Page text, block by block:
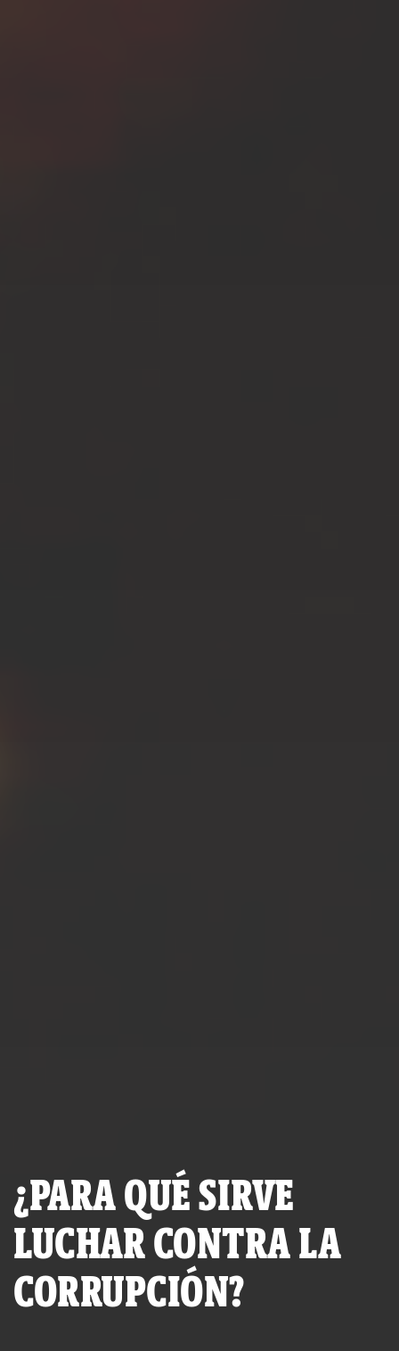
¿PARA QUÉ SIRVE
LUCHAR CONTRA LA
CORRUPCIÓN?